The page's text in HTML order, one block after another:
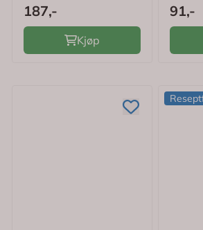
187,-
Kjøp
91,-